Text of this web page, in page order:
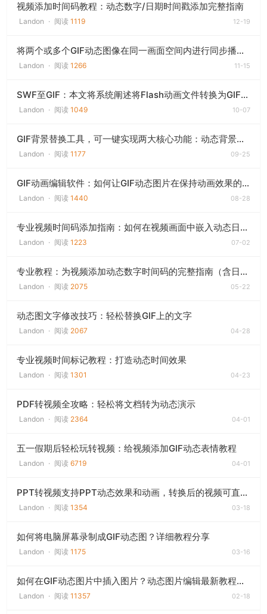
视频添加时间码教程：动态数字/日期时间戳添加完整指南
Landon · 阅读 1119 12-19
将两个或多个GIF动态图像在同一画面空间内进行同步播放方案
Landon · 阅读 1266 11-15
SWF至GIF：本文将系统阐述将Flash动画文件转换为GIF动态图像的技术实现方案
Landon · 阅读 1049 10-07
GIF背景替换工具，可一键实现两大核心功能：动态背景透明化与自定义背景替换
Landon · 阅读 1177 09-25
GIF动画编辑软件：如何让GIF动态图片在保持动画效果的同时实现背景透明化
Landon · 阅读 1440 08-28
专业视频时间码添加指南：如何在视频画面中嵌入动态日期时间
Landon · 阅读 1223 07-02
专业教程：为视频添加动态数字时间码的完整指南（含日期/时间戳）
Landon · 阅读 2075 05-22
动态图文字修改技巧：轻松替换GIF上的文字
Landon · 阅读 2067 04-28
专业视频时间标记教程：打造动态时间效果
Landon · 阅读 1301 04-23
PDF转视频全攻略：轻松将文档转为动态演示
Landon · 阅读 2364 04-01
五一假期后轻松玩转视频：给视频添加GIF动态表情教程
Landon · 阅读 6719 04-01
PPT转视频支持PPT动态效果和动画，转换后的视频可直接上传至视频网站或刻录DVD
Landon · 阅读 1354 03-18
如何将电脑屏幕录制成GIF动态图？详细教程分享
Landon · 阅读 1175 03-16
如何在GIF动态图片中插入图片？动态图片编辑最新教程，轻松玩转动图！
Landon · 阅读 11357 02-18